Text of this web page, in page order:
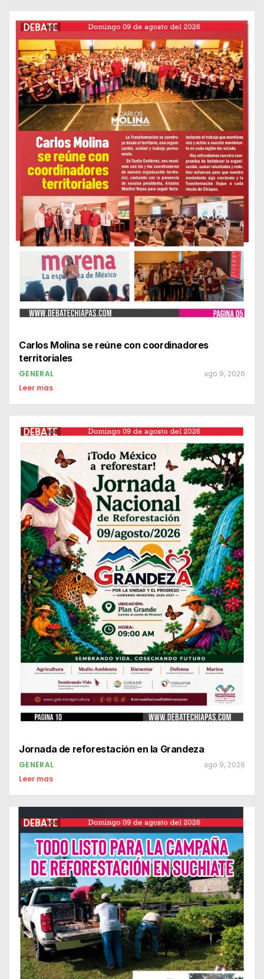
Carlos Molina se reúne con coordinadores
territoriales
GENERAL ago 9, 2026
Leer mas
Jornada de reforestación en la Grandeza
GENERAL ago 9, 2026
Leer mas